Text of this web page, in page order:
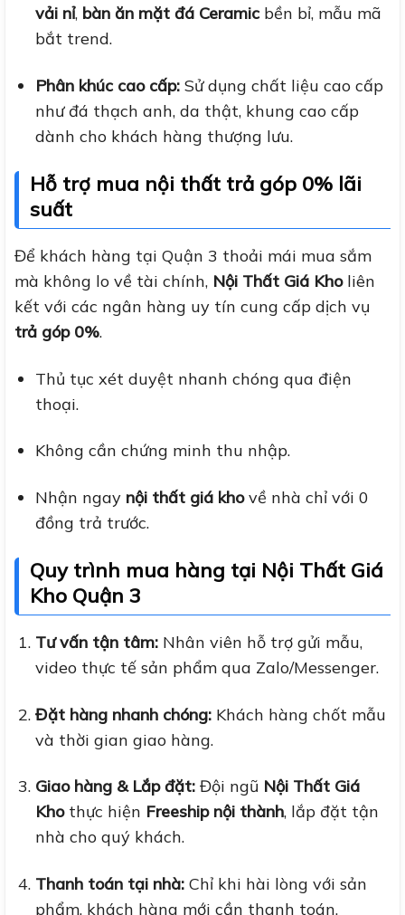
vải nỉ, bàn ăn mặt đá Ceramicbền bỉ, mẫu mã
bắt trend.
Phân khúc cao cấp: Sử dụng chất liệu cao cấp
như đá thạch anh, da thật, khung cao cấp
dành cho khách hàng thượng lưu.
Hỗ trợ mua nội thất trả góp 0% lãi
suất
Để khách hàng tại Quận 3 thoải mái mua sắm
mà không lo về tài chính, Nội Thất Giá Kholiên
kết với các ngân hàng uy tín cung cấp dịch vụ
trả góp 0%.
Thủ tục xét duyệt nhanh chóng qua điện
thoại.
Không cần chứng minh thu nhập.
Nhận ngay nội thất giá khovề nhà chỉ với 0
đồng trả trước.
Quy trình mua hàng tại Nội Thất Giá
Kho Quận 3
Tư vấn tận tâm: Nhân viên hỗ trợ gửi mẫu,
video thực tế sản phẩm qua Zalo/Messenger.
Đặt hàng nhanh chóng: Khách hàng chốt mẫu
và thời gian giao hàng.
Giao hàng & Lắp đặt: Đội ngũ Nội Thất Giá
Khothực hiện Freeship nội thành, lắp đặt tận
nhà cho quý khách.
Thanh toán tại nhà: Chỉ khi hài lòng với sản
phẩm, khách hàng mới cần thanh toán.